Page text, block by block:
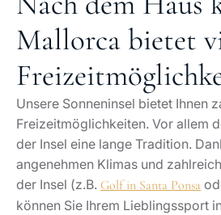
Mallorca bietet
Unsere Sonneninsel bietet Ihnen
Freizeitmöglichkeiten. Vor allem
der Insel eine lange Tradition.
angenehmen Klimas und
der Insel (z.B. Golf in Santa Ponsa
können Sie Ihrem Lieblingssport